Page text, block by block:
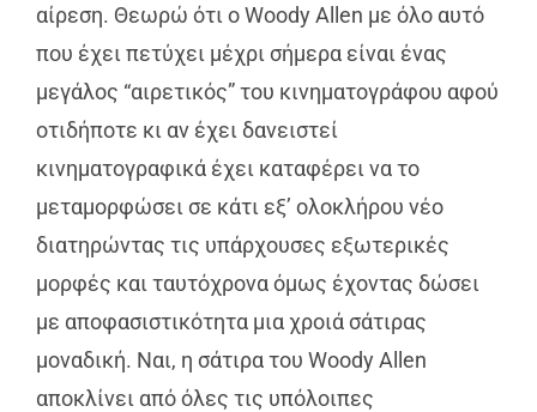
αίρεση. Θεωρώ ότι ο Woody Allen με όλο αυτό
που έχει πετύχει μέχρι σήμερα είναι ένας
μεγάλος “αιρετικός” του κινηματογράφου αφού
οτιδήποτε κι αν έχει δανειστεί
κινηματογραφικά έχει καταφέρει να το
μεταμορφώσει σε κάτι εξ’ ολοκλήρου νέο
διατηρώντας τις υπάρχουσες εξωτερικές
μορφές και ταυτόχρονα όμως έχοντας δώσει
με αποφασιστικότητα μια χροιά σάτιρας
μοναδική. Ναι, η σάτιρα του Woody Allen
αποκλίνει από όλες τις υπόλοιπες